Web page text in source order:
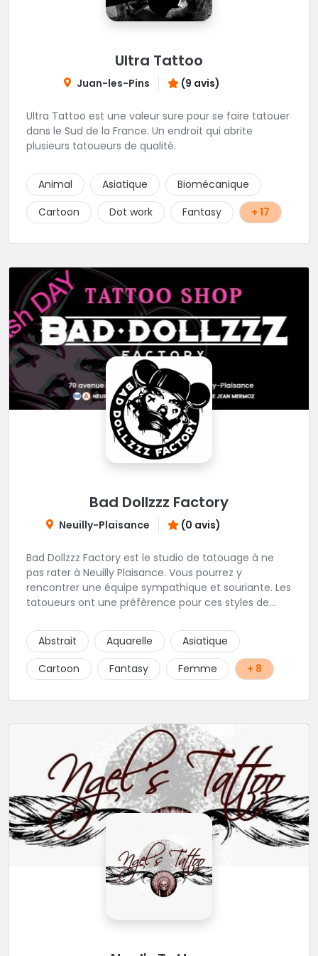
Ultra Tattoo
Juan-les-Pins (9 avis)
Ultra Tattoo est une valeur sure pour se faire tatouer
dans le Sud de la France. Un endroit qui abrite
plusieurs tatoueurs de qualité.
Animal Asiatique
Biomécanique
Cartoon
Dot work Fantasy + 17
Bad Dollzzz Factory
Neuilly-Plaisance (0 avis)
Bad Dollzzz Factory est le studio de tatouage à ne
pas rater à Neuilly Plaisance. Vous pourrez y
rencontrer une équipe sympathique et souriante. Les
tatoueurs ont une préfèrence pour ces styles de
culture et traits fins. Foncez !
Abstrait Aquarelle
Asiatique
Cartoon
Fantasy Femme + 8